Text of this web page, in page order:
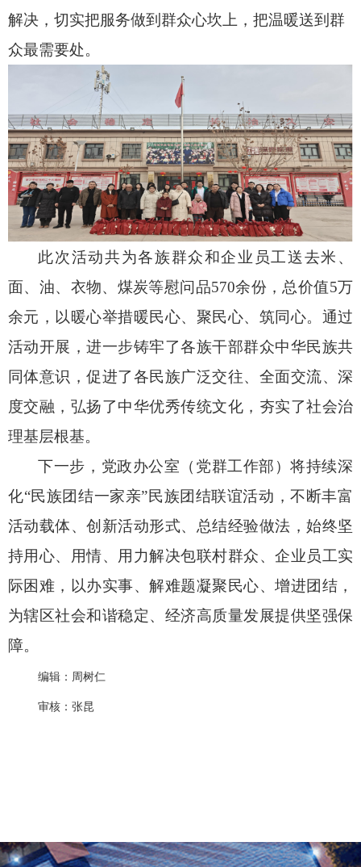
解决，切实把服务做到群众心坎上，把温暖送到群
众最需要处。
此次活动共为各族群众和企业员工送去米、
面、油、衣物、煤炭等慰问品570余份，总价值5万
余元，以暖心举措暖民心、聚民心、筑同心。通过
活动开展，进一步铸牢了各族干部群众中华民族共
同体意识，促进了各民族广泛交往、全面交流、深
度交融，弘扬了中华优秀传统文化，夯实了社会治
理基层根基。
下一步，党政办公室（党群工作部）将持续深
化“民族团结一家亲”民族团结联谊活动，不断丰富
活动载体、创新活动形式、总结经验做法，始终坚
持用心、用情、用力解决包联村群众、企业员工实
际困难，以办实事、解难题凝聚民心、增进团结，
为辖区社会和谐稳定、经济高质量发展提供坚强保
障。
编辑：周树仁
审核：张昆